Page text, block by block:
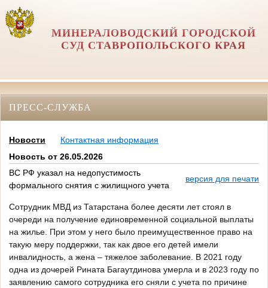
МИНЕРАЛОВОДСКИЙ ГОРОДСКОЙ
СУД СТАВРОПОЛЬСКОГО КРАЯ
ПРЕСС-СЛУЖБА
Новости
Контактная информация
Новость от 26.05.2026
ВС РФ указал на недопустимость
формального снятия с жилищного учета
версия для печати
Сотрудник МВД из Татарстана более десяти лет стоял в
очереди на получение единовременной социальной выплаты
на жилье. При этом у него было преимущественное право на
такую меру поддержки, так как двое его детей имели
инвалидность, а жена – тяжелое заболевание. В 2021 году
одна из дочерей Рината Багаутдинова умерла и в 2023 году по
заявлению самого сотрудника его сняли с учета по причине